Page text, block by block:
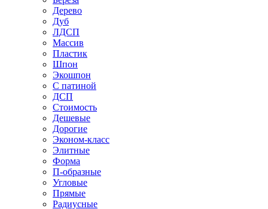
Дерево
Дуб
ЛДСП
Массив
Пластик
Шпон
Экошпон
С патиной
ДСП
Стоимость
Дешевые
Дорогие
Эконом-класс
Элитные
Форма
П-образные
Угловые
Прямые
Радиусные